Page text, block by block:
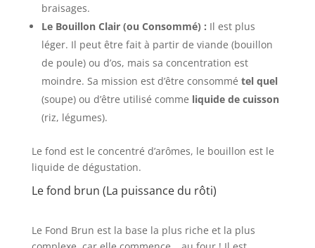
braisages.
Le Bouillon Clair (ou Consommé) : Il est plus
léger. Il peut être fait à partir de viande (bouillon
de poule) ou d’os, mais sa concentration est
moindre. Sa mission est d’être consommé tel quel
(soupe) ou d’être utilisé comme liquide de cuisson
(riz, légumes).
Le fond est le concentré d’arômes, le bouillon est le
liquide de dégustation.
Le fond brun (La puissance du rôti)
Le Fond Brun est la base la plus riche et la plus